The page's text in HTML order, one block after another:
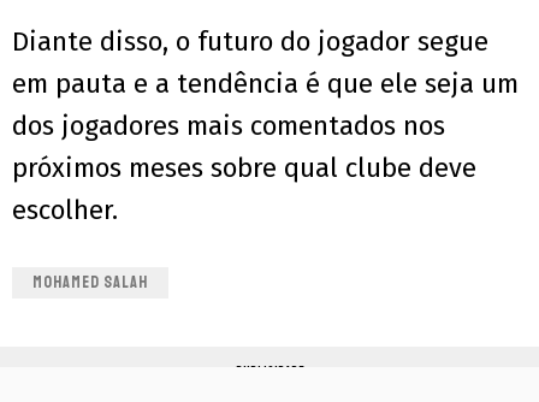
Diante disso, o futuro do jogador segue
em pauta e a tendência é que ele seja um
dos jogadores mais comentados nos
próximos meses sobre qual clube deve
escolher.
MOHAMED SALAH
PUBLICIDADE